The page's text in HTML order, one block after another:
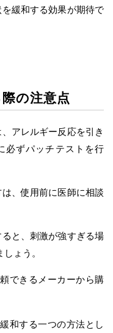
緩和する効果が期待で
の注意点
アレルギー反応を引き
必ずパッチテストを行
、使用前に医師に相談
と、刺激が強すぎる場
ょう。
できるメーカーから購
和する一つの方法とし